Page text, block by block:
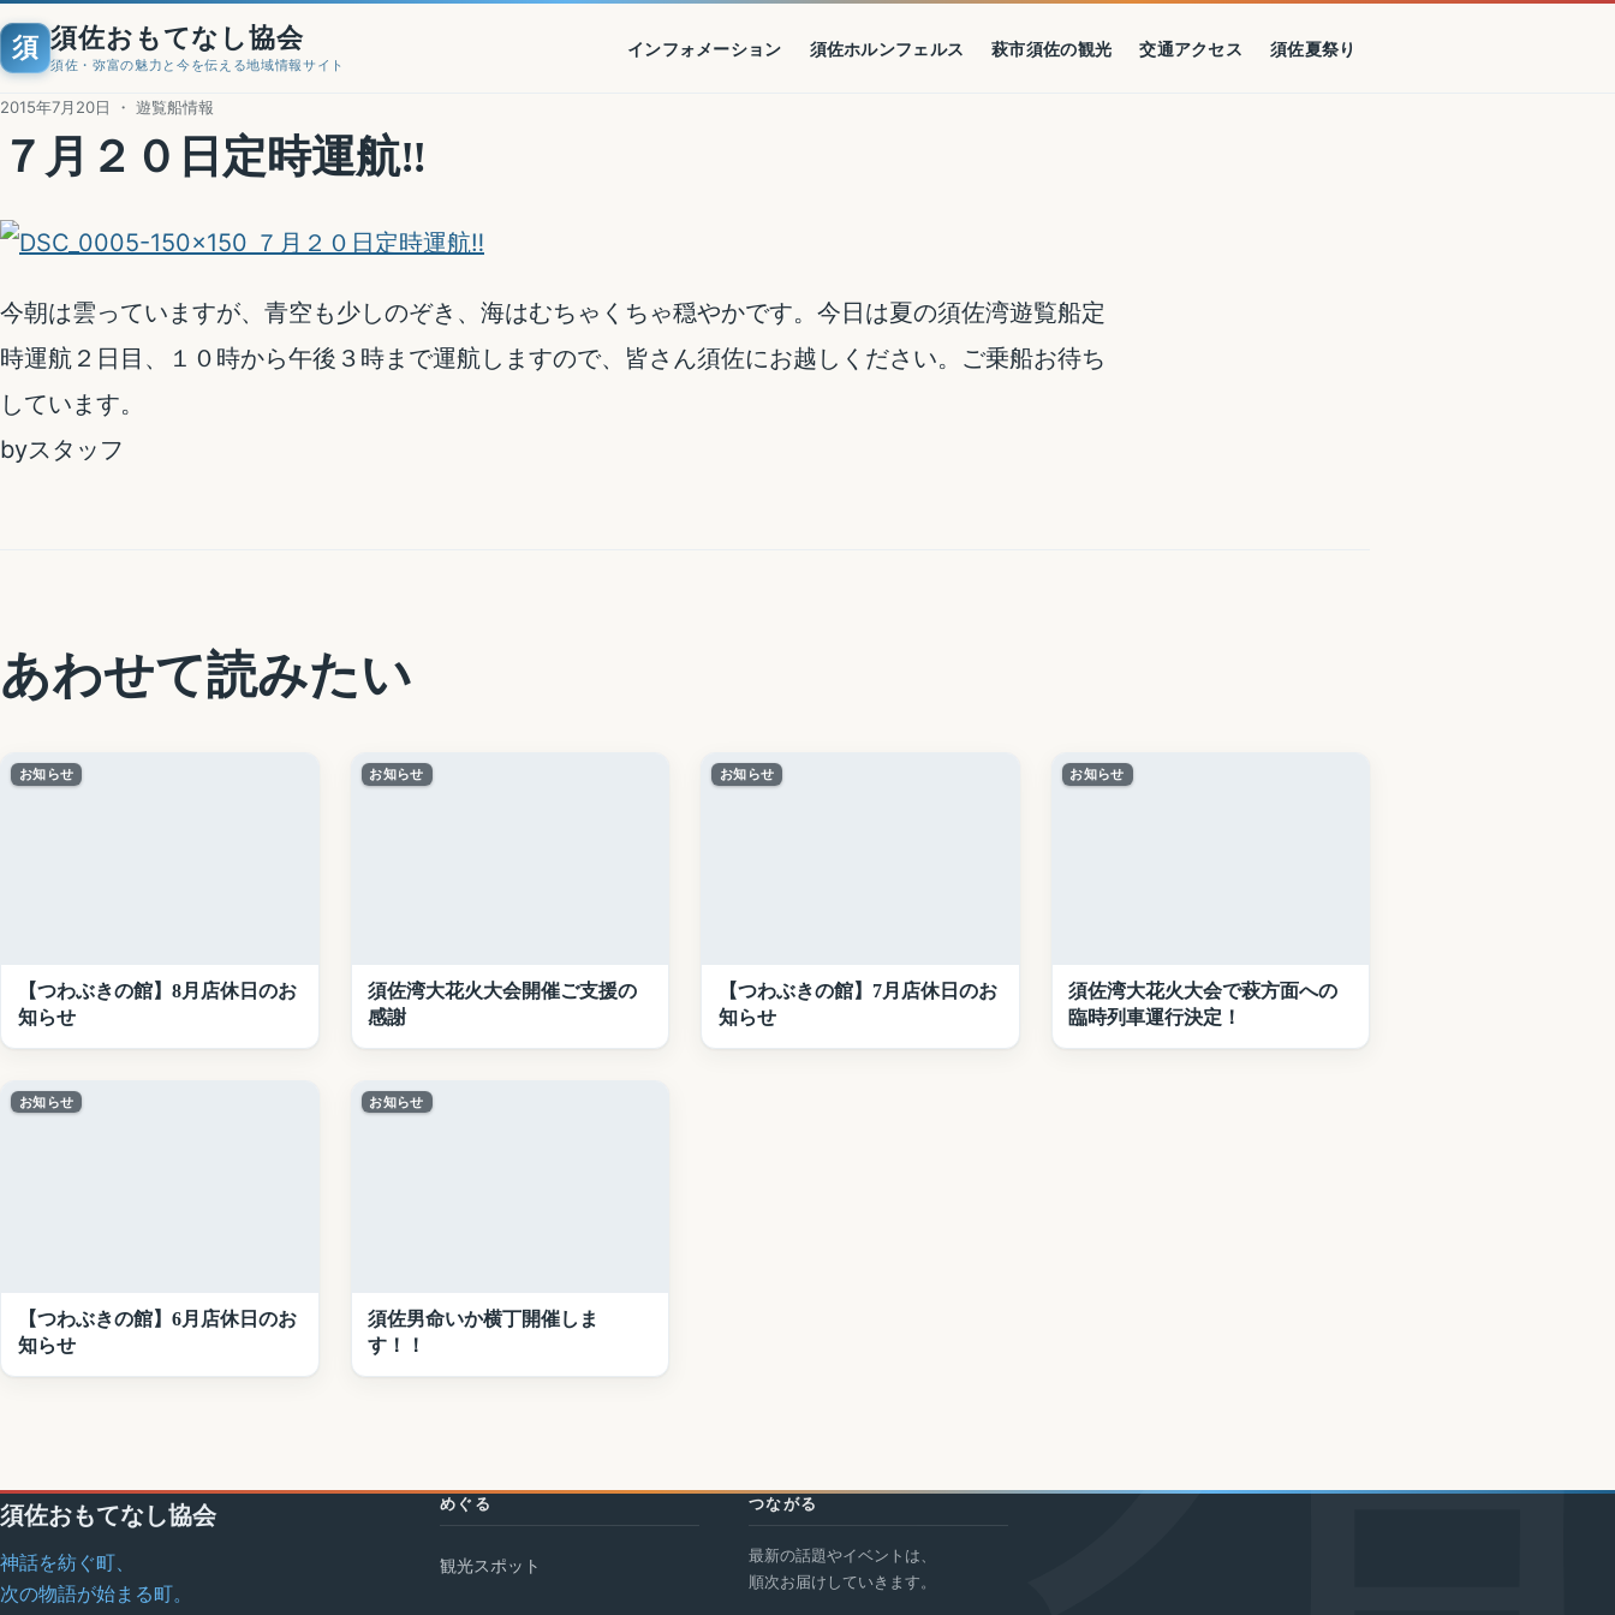
須 須佐おもてなし協会
須佐・弥富の魅力と今を伝える地域情報サイト
インフォメーション 須佐ホルンフェルス 萩市須佐の観光 交通アクセス 須佐夏祭り
2015年7月20日 ・ 遊覧船情報
７月２０日定時運航‼
今朝は雲っていますが、青空も少しのぞき、海はむちゃくちゃ穏やかです。今日は夏の須佐湾遊覧船定
時運航２日目、１０時から午後３時まで運航しますので、皆さん須佐にお越しください。ご乗船お待ち
しています。
byスタッフ
あわせて読みたい
お知らせ
【つわぶきの館】8月店休日のお
知らせ
お知らせ
須佐湾大花火大会開催ご支援の
感謝
お知らせ
【つわぶきの館】7月店休日のお
知らせ
お知らせ
須佐湾大花火大会で萩方面への
臨時列車運行決定！
お知らせ
【つわぶきの館】6月店休日のお
知らせ
お知らせ
須佐男命いか横丁開催しま
す！！
須佐おもてなし協会
神話を紡ぐ町、
次の物語が始まる町。
めぐる
観光スポット
つながる
最新の話題やイベントは、
順次お届けしていきます。